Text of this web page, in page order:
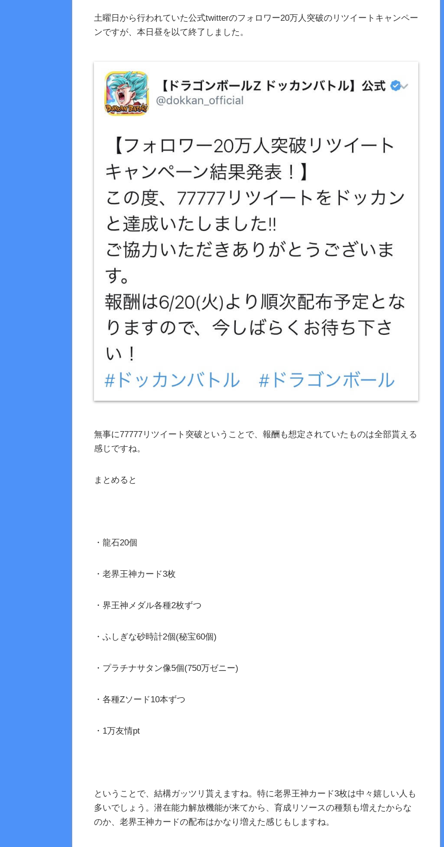
土曜日から行われていた公式twitterのフォロワー20万人突破のリツイートキャンペー
ンですが、本日昼を以て終了しました。
無事に77777リツイート突破ということで、報酬も想定されていたものは全部貰える
感じですね。
まとめると
・龍石20個
・老界王神カード3枚
・界王神メダル各種2枚ずつ
・ふしぎな砂時計2個(秘宝60個)
・プラチナサタン像5個(750万ゼニー)
・各種Zソード10本ずつ
・1万友情pt
ということで、結構ガッツリ貰えますね。特に老界王神カード3枚は中々嬉しい人も
多いでしょう。潜在能力解放機能が来てから、育成リソースの種類も増えたからな
のか、老界王神カードの配布はかなり増えた感じもしますね。